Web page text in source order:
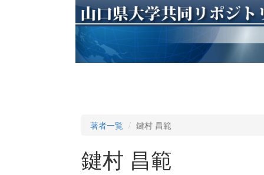
著者一覧 鍵村 昌範
鍵村 昌範